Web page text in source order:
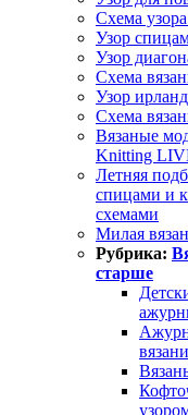
Схема
Узор
Узор
Схема
Узор
Схема
Вязаные
Knitting
Летняя
спицами и
схемами
Милая
Рубрика:
старше